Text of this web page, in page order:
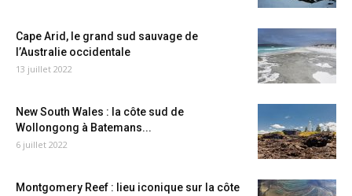
Cape Arid, le grand sud sauvage de
l’Australie occidentale
13 juillet 2022
New South Wales : la côte sud de
Wollongong à Batemans...
6 juillet 2022
Montgomery Reef : lieu iconique sur la côte